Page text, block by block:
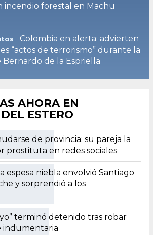
incendio forestal en Machu
Colombia en alerta: advierten
“actos de terrorismo” durante la
Bernardo de la Espriella
AHORA EN
ESTERO
de provincia: su pareja la
prostituta en redes sociales
espesa niebla envolvió Santiago
y sorprendió a los
terminó detenido tras robar
indumentaria